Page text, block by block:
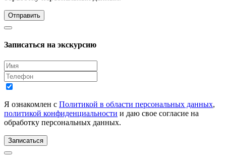
Отправить
Записаться на экскурсию
Я ознакомлен с Политикой в области персональных данных,
политикой конфиденциальности и даю свое согласие на
обработку персональных данных.
Записаться